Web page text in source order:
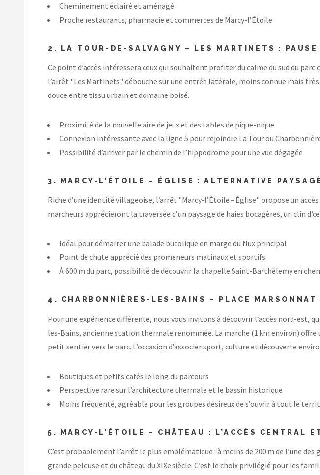
Cheminement éclairé et aménagé
Proche restaurants, pharmacie et commerces de Marcy-l’Étoile
2. LA TOUR-DE-SALVAGNY – LES MARTINETS :
Ce point d’accès intéressera ceux qui souhaitent profiter du calme du sud du
l’arrêt "Les Martinets" débouche sur une entrée latérale, moins connue mais
douce entre tissu urbain et domaine boisé.
Proximité de la nouvelle aire de jeux et des tables de pique-nique
Connexion intéressante avec la ligne 5 pour rejoindre La Tour ou
Possibilité d’arriver par le chemin de l’hippodrome pour une vue dégagée
3. MARCY-L’ÉTOILE – ÉGLISE : ALTERNATIVE
Riche d’une identité villageoise, l’arrêt "Marcy-l’Étoile – Église" propose un
marcheurs apprécieront la traversée d’un paysage de haies bocagères, un clin
Idéal pour démarrer une balade bucolique en marge du flux principal
Point de chute apprécié des promeneurs matinaux et sportifs
À 600 m du parc, possibilité de découvrir la chapelle Saint-Barthélemy en
4. CHARBONNIÈRES-LES-BAINS – PLACE
Pour une expérience différente, nous vous invitons à découvrir l’accès nord-est,
les-Bains, ancienne station thermale renommée. La marche (1 km environ)
petit sentier vers le parc. L’occasion d’associer sport, culture et découverte
Boutiques et petits cafés le long du parcours
Perspective rare sur l’architecture thermale et le bassin historique
Moins fréquenté, agréable pour les groupes désireux de s’ouvrir à tout le
5. MARCY-L’ÉTOILE – CHÂTEAU : L’ACCÈS CENTRAL
C’est probablement l’arrêt le plus emblématique : à moins de 200 m de l’une
grande pelouse et du château du XIXe siècle. C’est le choix privilégié pour les